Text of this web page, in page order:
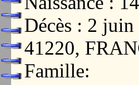
Décès : 2
41220,
Famille: